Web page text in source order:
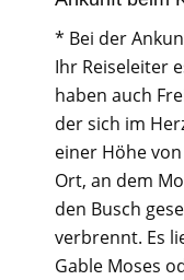
* Bei der
Ihr Reiseleiter
haben auch
der sich im
einer Höhe
Ort, an dem
den Busch
verbrennt. Es
Gable Moses